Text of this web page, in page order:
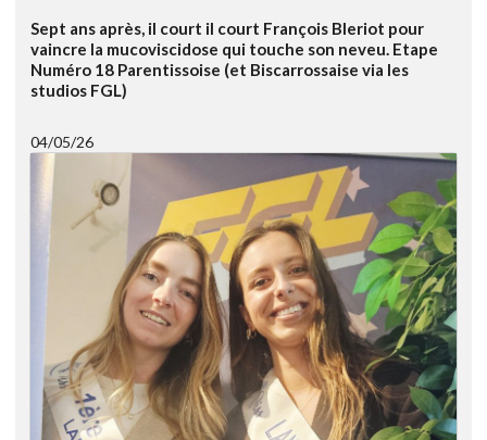
Sept ans après, il court il court François Bleriot pour
vaincre la mucoviscidose qui touche son neveu. Etape
Numéro 18 Parentissoise (et Biscarrossaise via les
studios FGL)
04/05/26